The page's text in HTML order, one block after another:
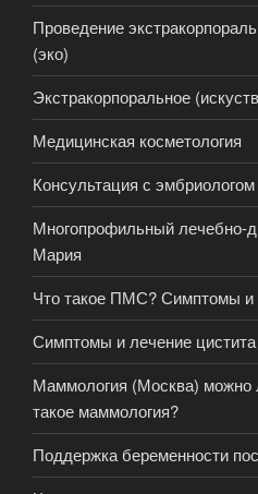
Проведение
(эко)
Экстракорпоральное
Медицинская косметология
Консультация с
Многопрофильный лечебно-
Мария
Что такое ПМС? Симптомы
Симптомы и лечение цистита
Маммология (Москва) можно
такое маммология?
Поддержка беременности